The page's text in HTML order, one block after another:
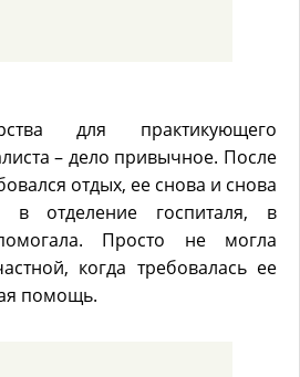
для практикующего
– дело привычное. После
отдых, ее снова и снова
в отделение госпиталя, в
Просто не могла
когда требовалась ее
помощь.